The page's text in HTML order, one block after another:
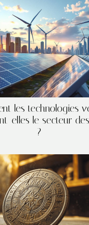
les technologies
elles le secteur
?